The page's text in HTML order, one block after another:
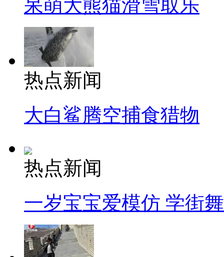
呆萌大熊猫滑雪取乐
热点新闻
大白鲨腾空捕食猎物
热点新闻
一岁宝宝爱模仿 学街